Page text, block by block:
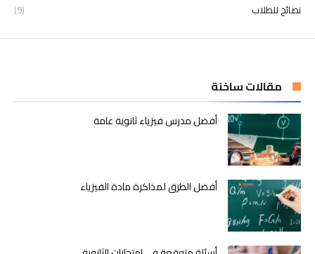
نصائح للطلاب
(9)
مقالات ساخنة
أفضل مدرس فيزياء ثانوية عامة
أفضل الطرق لمذاكرة مادة الفيزياء